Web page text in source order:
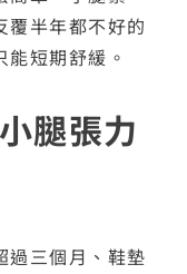
覆半年都不好的
短期舒緩。
腿張力
過三個月、鞋墊